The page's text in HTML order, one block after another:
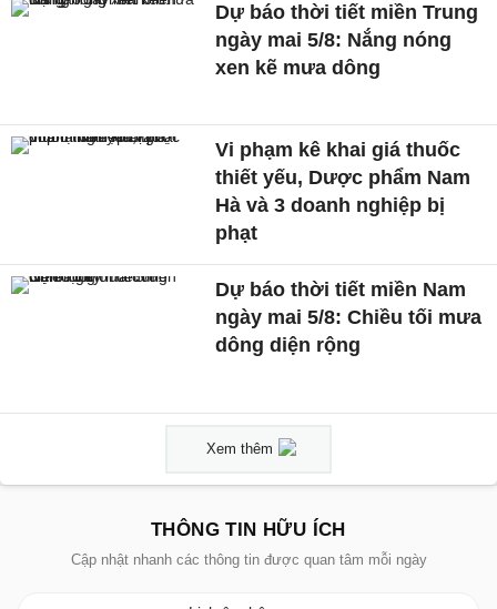
Dự báo thời tiết miền Trung
ngày mai 5/8: Nắng nóng
xen kẽ mưa dông
Vi phạm kê khai giá thuốc
thiết yếu, Dược phẩm Nam
Hà và 3 doanh nghiệp bị
phạt
Dự báo thời tiết miền Nam
ngày mai 5/8: Chiều tối mưa
dông diện rộng
Xem thêm
THÔNG TIN HỮU ÍCH
Cập nhật nhanh các thông tin được quan tâm mỗi ngày